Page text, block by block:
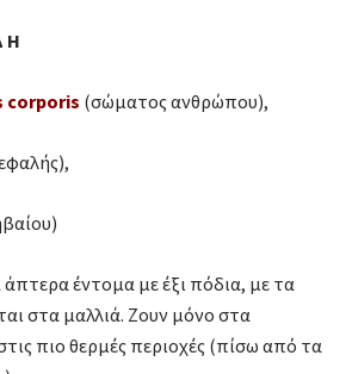
Η
corporis (σώματος ανθρώπου),
άπτερα έντομα με έξι πόδια, με τα
στα μαλλιά. Ζουν μόνο στα
πιο θερμές περιοχές (πίσω από τα